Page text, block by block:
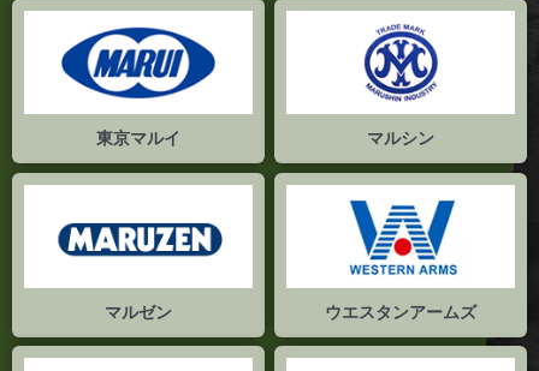
東京マルイ マルシン
マルゼン ウエスタンアームズ